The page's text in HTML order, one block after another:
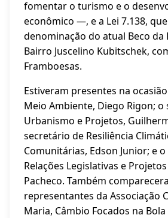
fomentar o turismo e o
econômico —, e a Lei 7.138,
denominação do atual Beco da
Bairro Juscelino Kubitschek,
Framboesas.
Estiveram presentes na
Meio Ambiente, Diego Rigon;
Urbanismo e Projetos,
secretário de Resiliência
Comunitárias, Edson Junior; e
Relações Legislativas e
Pacheco. Também
representantes da Associação
Maria, Câmbio Focados na